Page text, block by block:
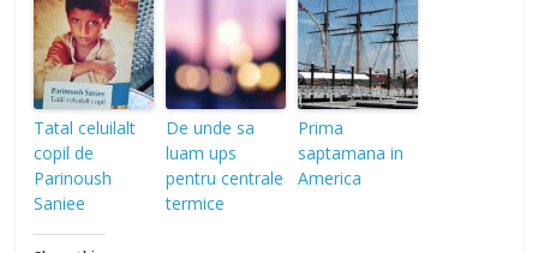
Tatal celuilalt
copil de
Parinoush
Saniee
De unde sa
luam ups
pentru centrale
termice
Prima
saptamana in
America